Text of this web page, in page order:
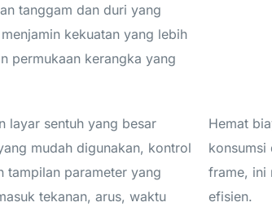
tanggam dan duri yang
kekuatan yang lebih
permukaan kerangka yang
layar sentuh yang besar
mudah digunakan, kontrol
tampilan parameter yang
tekanan, arus, waktu
Hemat
frame, ini
efisien.